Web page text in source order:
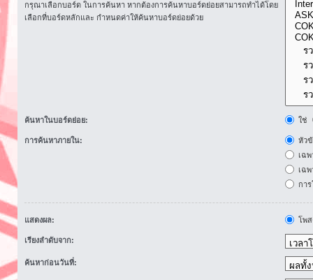
กรุณาเลือกบอร์ด ในการค้นหา หากต้องการค้นหาบอร์ดย่อยสามารถทำได้โดย
เลือกที่บอร์ดหลักและ กำหนดค่าให้ค้นหาบอร์ดย่อยด้วย
ค้นหาในบอร์ดย่อย: ใช่
การค้นหาภายใน:
หัว
เฉ
เฉ
กา
แสดงผล: โพ
เรียงลำดับจาก:
ค้นหาก่อนวันที่: